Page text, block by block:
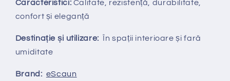
Caracteristici: Calitate, rezistență, durabilitate,
confort și eleganță
Destinație și utilizare: În spații interioare și fară
umiditate
Brand: eScaun